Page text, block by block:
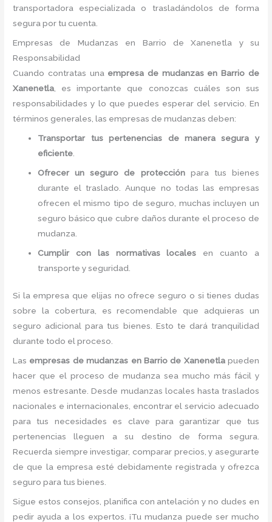
transportadora especializada o trasladándolos de forma
segura por tu cuenta.
Empresas de Mudanzas en Barrio de Xanenetla y su
Responsabilidad
Cuando contratas una empresa de mudanzas en Barrio de
Xanenetla, es importante que conozcas cuáles son sus
responsabilidades y lo que puedes esperar del servicio. En
términos generales, las empresas de mudanzas deben:
Transportar tus pertenencias de manera segura y
eficiente
Ofrecer un seguro de protecciónpara tus bienes
durante el traslado. Aunque no todas las empresas
ofrecen el mismo tipo de seguro, muchas incluyen un
seguro básico que cubre daños durante el proceso de
mudanza.
Cumplir con las normativas locales en cuanto a
transporte y seguridad.
Si la empresa que elijas no ofrece seguro o si tienes dudas
sobre la cobertura, es recomendable que adquieras un
seguro adicional para tus bienes. Esto te dará tranquilidad
durante todo el proceso.
Las empresas de mudanzas en Barrio de Xanenetlapueden
hacer que el proceso de mudanza sea mucho más fácil y
menos estresante. Desde mudanzas locales hasta traslados
nacionales e internacionales, encontrar el servicio adecuado
para tus necesidades es clave para garantizar que tus
pertenencias lleguen a su destino de forma segura.
Recuerda siempre investigar, comparar precios, y asegurarte
de que la empresa esté debidamente registrada y ofrezca
seguro para tus bienes.
Sigue estos consejos, planifica con antelación y no dudes en
pedir ayuda a los expertos. ¡Tu mudanza puede ser mucho